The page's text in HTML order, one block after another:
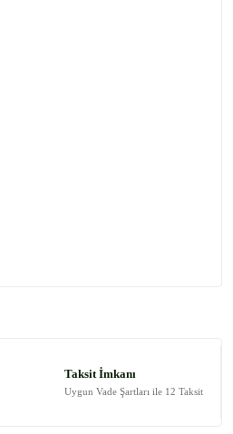
Taksit İmkanı
Uygun Vade Şartları ile 12 Taksit